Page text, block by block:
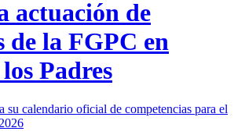
actuación de
de la FGPC en
Padres